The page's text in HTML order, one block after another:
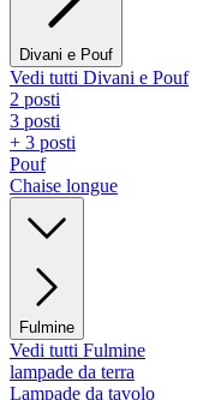
Divani e Pouf
Vedi tutti Divani e Pouf
2 posti
3 posti
+ 3 posti
Pouf
Chaise longue
Fulmine
Vedi tutti Fulmine
lampade da terra
Lampade da tavolo